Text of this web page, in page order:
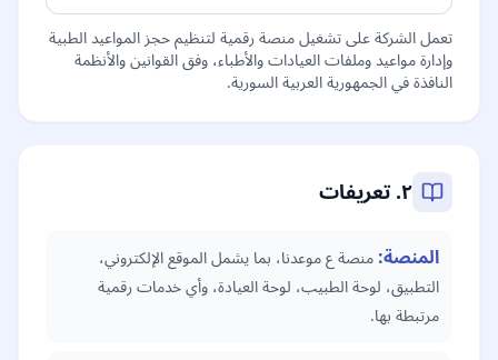
تعمل الشركة على تشغيل منصة رقمية لتنظيم حجز المواعيد الطبية
وإدارة مواعيد وملفات العيادات والأطباء، وفق القوانين والأنظمة
النافذة في الجمهورية العربية السورية.
٢. تعريفات
المنصة:منصة ع موعدنا، بما يشمل الموقع الإلكتروني،
التطبيق، لوحة الطبيب، لوحة العيادة، وأي خدمات رقمية
مرتبطة بها.